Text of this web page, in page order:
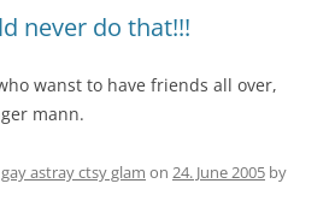
never do that!!!
wanst to have friends all over,
mann.
gay astray ctsy glam on 24. June 2005 by